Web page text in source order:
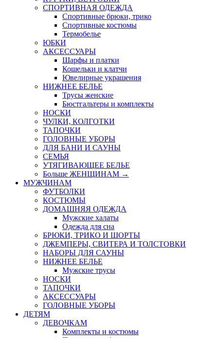
СПОРТИВНАЯ ОДЕЖДА
Спортивные брюки, трико
Спортивные костюмы
Термобелье
ЮБКИ
AКСЕССУАРЫ
Шарфы и платки
Кошельки и клатчи
Ювелирные украшения
НИЖНЕЕ БЕЛЬЕ
Трусы женские
Бюстгальтеры и комплекты
НОСКИ
ЧУЛКИ, КОЛГОТКИ
ТАПОЧКИ
ГОЛОВНЫЕ УБОРЫ
ДЛЯ БАНИ И САУНЫ
СЕМЬЯ
УТЯГИВАЮЩЕЕ БЕЛЬЕ
Больше ЖЕНЩИНАМ →
МУЖЧИНАМ
ФУТБОЛКИ
КОСТЮМЫ
ДОМАШНЯЯ ОДЕЖДА
Мужские халаты
Одежда для сна
БРЮКИ, ТРИКО И ШОРТЫ
ДЖЕМПЕРЫ, СВИТЕРА И ТОЛСТОВКИ
НАБОРЫ ДЛЯ САУНЫ
НИЖНЕЕ БЕЛЬЕ
Мужские трусы
НОСКИ
ТАПОЧКИ
АКСЕССУАРЫ
ГОЛОВНЫЕ УБОРЫ
ДЕТЯМ
ДЕВОЧКАМ
Комплекты и костюмы